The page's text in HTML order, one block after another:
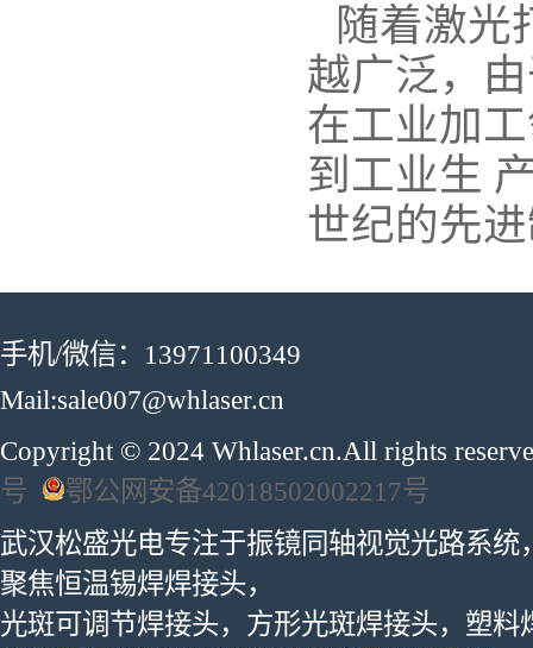
随着激光
越广泛，
在工业加
到工业生
世纪的先
手机/微信：13971100349
Mail:sale007@whlaser.cn
Copyright © 2024 Whlaser.cn.All rights
号
鄂公网安备42018502002217号
武汉松盛光电专注于振镜同轴视觉光路系统
聚焦恒温锡焊焊接头，
光斑可调节焊接头，方形光斑焊接头，塑料